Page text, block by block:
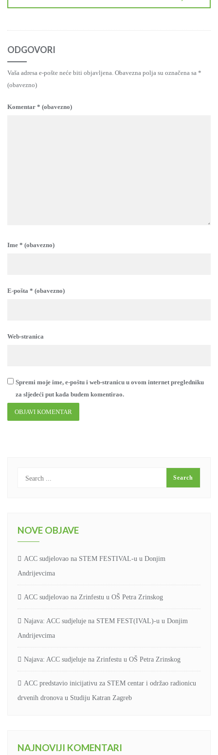
ODGOVORI
Vaša adresa e-pošte neće biti objavljena. Obavezna polja su označena sa *
(obavezno)
Komentar * (obavezno)
Ime * (obavezno)
E-pošta * (obavezno)
Web-stranica
Spremi moje ime, e-poštu i web-stranicu u ovom internet pregledniku
za sljedeći put kada budem komentirao.
NOVE OBJAVE
ACC sudjelovao na STEM FESTIVAL-u u Donjim
Andrijevcima
ACC sudjelovao na Zrinfestu u OŠ Petra Zrinskog
Najava: ACC sudjeluje na STEM FEST(IVAL)-u u Donjim
Andrijevcima
Najava: ACC sudjeluje na Zrinfestu u OŠ Petra Zrinskog
ACC predstavio inicijativu za STEM centar i održao radionicu
drvenih dronova u Studiju Katran Zagreb
NAJNOVIJI KOMENTARI